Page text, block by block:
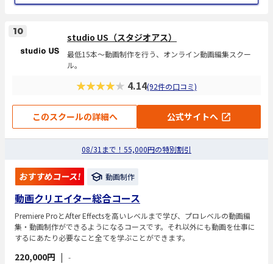
10 studio US（スタジオアス）
最低15本〜動画制作を行う、オンライン動画編集スクー
ル。
★★★★★ 4.14(92件の口コミ)
このスクールの詳細へ 公式サイトへ
08/31まで！55,000円の特別割引
おすすめコース! 動画制作
動画クリエイター総合コース
Premiere ProとAfter Effectsを高いレベルまで学び、プロレベルの動画編
集・動画制作ができるようになるコースです。それ以外にも動画を仕事に
するにあたり必要なこと全てを学ぶことができます。
220,000円 | -